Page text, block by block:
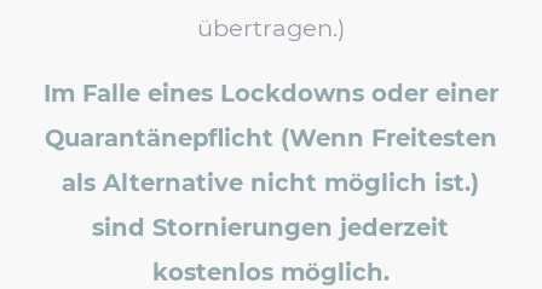
übertragen.)
Im Falle eines Lockdowns oder einer
Quarantänepflicht (Wenn Freitesten
als Alternative nicht möglich ist.)
sind Stornierungen jederzeit
kostenlos möglich.